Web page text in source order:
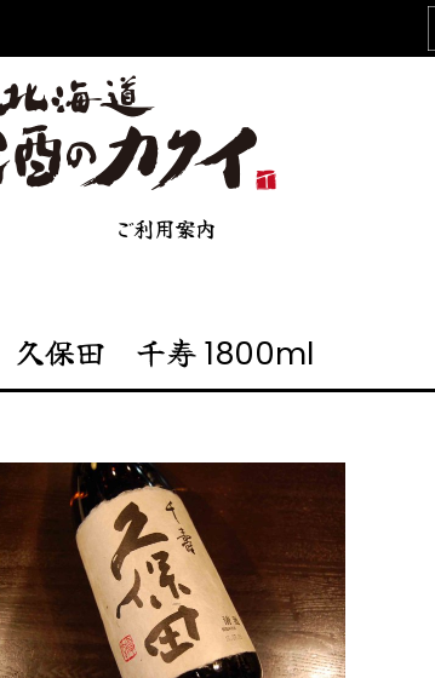
ご利用案内
久保田 千寿 1800ml